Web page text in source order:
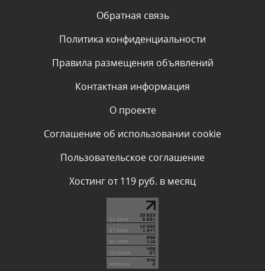
Комментарий проверяется
администратором.
Комментарий проверяется
администратором.
Комментарий проверяется
Текст комментария будет виден после проверки
Комментарий проверяется
Текст комментария будет виден после проверки
Обратная связь
Политика конфиденциальности
Правила размещения объявлений
Контактная информация
О проекте
Соглашение об использовании cookie
Пользовательское соглашение
Хостинг от 119 руб. в месяц